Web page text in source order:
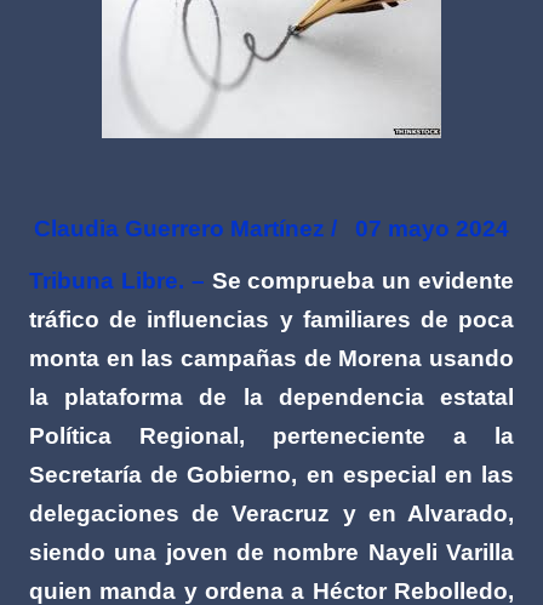
Claudia Guerrero Martínez / 07 mayo 2024
Tribuna Libre. – Se comprueba un evidente
tráfico de influencias y familiares de poca
monta en las campañas de Morena usando
la plataforma de la dependencia estatal
Política Regional, perteneciente a la
Secretaría de Gobierno, en especial en las
delegaciones de Veracruz y en Alvarado,
siendo una joven de nombre Nayeli Varilla
quien manda y ordena a Héctor Rebolledo,